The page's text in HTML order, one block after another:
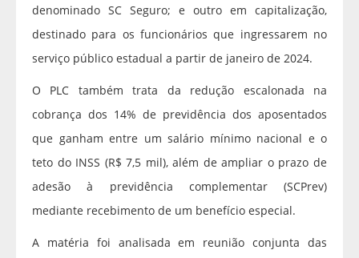
denominado SC Seguro; e outro em capitalização,
destinado para os funcionários que ingressarem no
serviço público estadual a partir de janeiro de 2024.
O PLC também trata da redução escalonada na
cobrança dos 14% de previdência dos aposentados
que ganham entre um salário mínimo nacional e o
teto do INSS (R$ 7,5 mil), além de ampliar o prazo de
adesão à previdência complementar (SCPrev)
mediante recebimento de um benefício especial.
A matéria foi analisada em reunião conjunta das